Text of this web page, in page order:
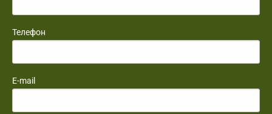
Телефон
E-mail